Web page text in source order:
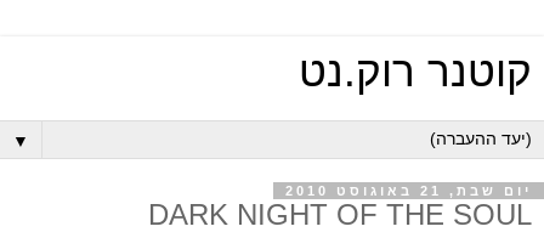
קוטנר רוק.נט
▼
יום שבת, 21 באוגוסט 2010
DARK NIGHT OF THE SOUL